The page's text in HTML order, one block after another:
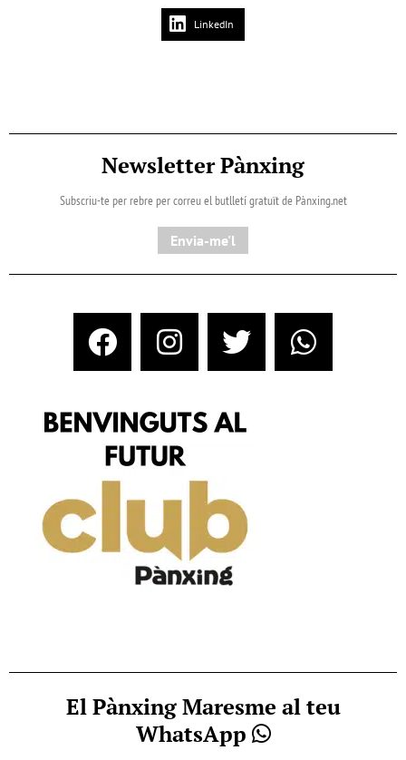
LinkedIn
Newsletter Pànxing
Subscriu-te per rebre per correu el butlletí gratuït de Pànxing.net​
Envia-me'l
El Pànxing Maresme al teu
WhatsApp